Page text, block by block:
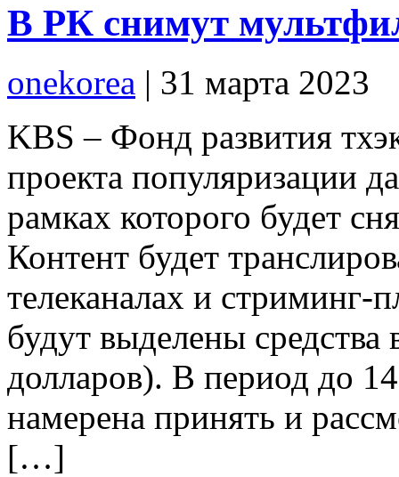
В РК снимут
onekorea | 31 марта 2023
KBS – Фонд развития
проекта популяризации
рамках которого будет
Контент будет
телеканалах и стриминг-
будут выделены
долларов). В период до
намерена принять и
[…]